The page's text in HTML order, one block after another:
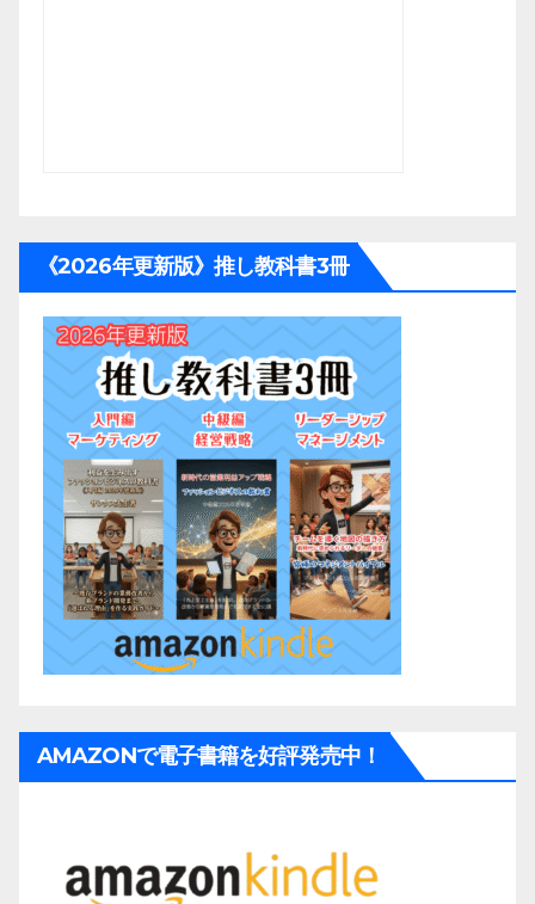
《2026年更新版》推し教科書3冊
AMAZONで電子書籍を好評発売中！